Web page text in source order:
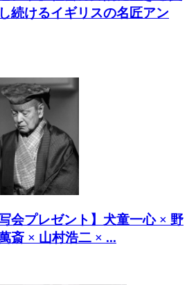
続けるイギリスの名匠アン
会プレゼント】犬童一心 × 野
斎 × 山村浩二 × ...